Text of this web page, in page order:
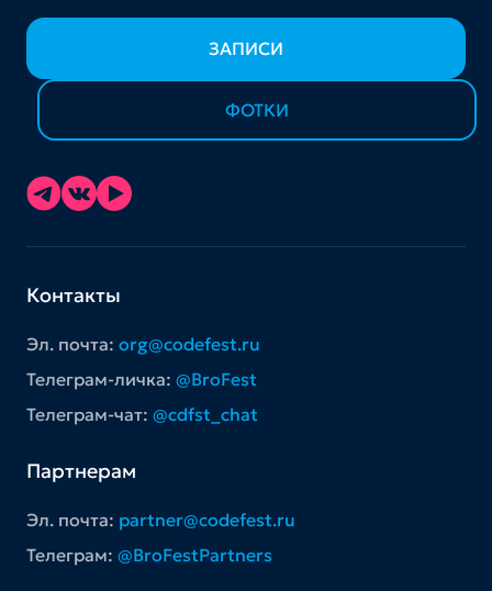
ЗАПИСИ
ФОТКИ
Контакты
Эл. почта: org@codefest.ru
Телеграм-личка: @BroFest
Телеграм-чат: @cdfst_chat
Партнерам
Эл. почта: partner@codefest.ru
Телеграм: @BroFestPartners